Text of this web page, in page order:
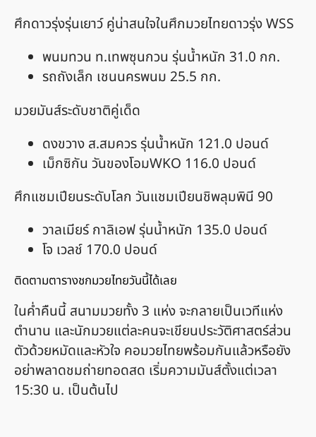
ศึกดาวรุ่งรุ่นเยาว์ คู่น่าสนใจในศึกมวยไทยดาวรุ่ง WSS
พนมทวน ท.เทพซุนกวน รุ่นน้ำหนัก 31.0 กก.
รถถังเล็ก เชนนครพนม 25.5 กก.
มวยมันส์ระดับชาติคู่เด็ด
ดงขวาง ส.สมควร รุ่นน้ำหนัก 121.0 ปอนด์
เม็กซิกัน วันของโอมWKO 116.0 ปอนด์
ศึกแชมเปียนระดับโลก วันแชมเปียนชิพลุมพินี 90
วาลเมียร์ กาลิเอฟ รุ่นน้ำหนัก 135.0 ปอนด์
โจ เวลช์ 170.0 ปอนด์
ติดตามตารางชกมวยไทยวันนี้ได้เลย
ในค่ำคืนนี้ สนามมวยทั้ง 3 แห่ง จะกลายเป็นเวทีแห่ง
ตำนาน และนักมวยแต่ละคนจะเขียนประวัติศาสตร์ส่วน
ตัวด้วยหมัดและหัวใจ คอมวยไทยพร้อมกันแล้วหรือยัง
อย่าพลาดชมถ่ายทอดสด เริ่มความมันส์ตั้งแต่เวลา
15:30 น. เป็นต้นไป